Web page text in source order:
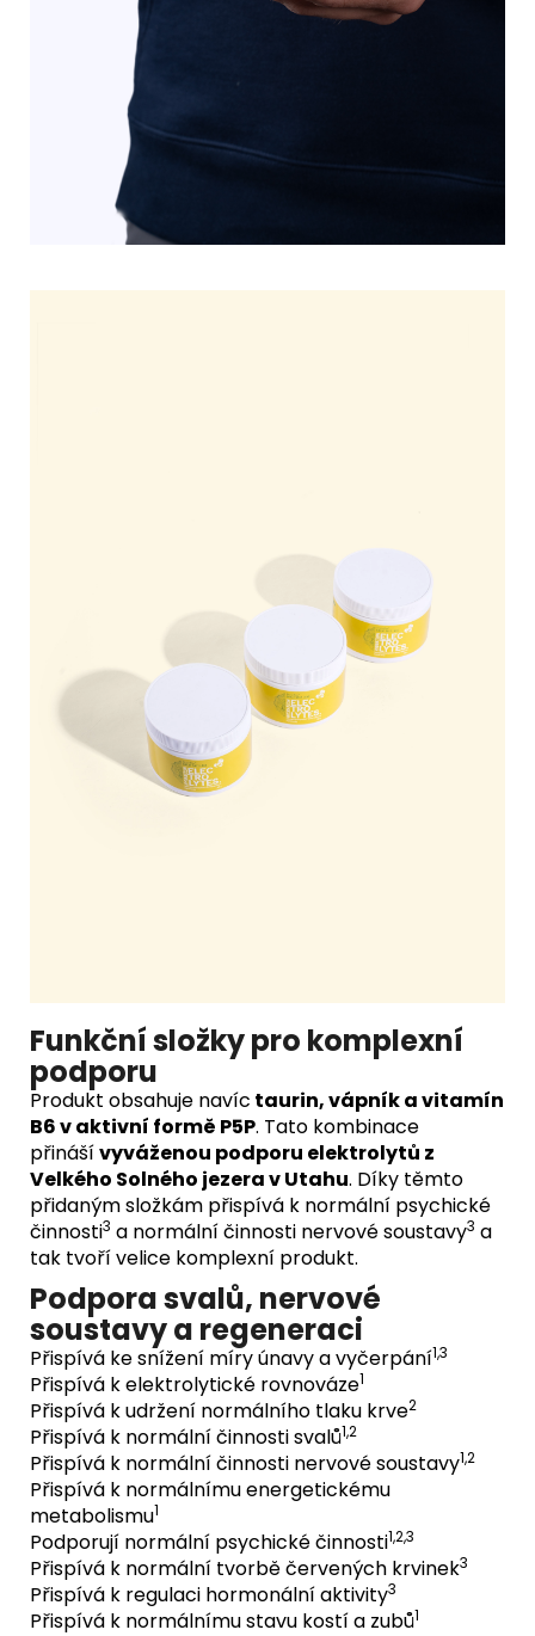
Funkční složky pro komplexní
podporu
Produkt obsahuje navíc taurin, vápník a vitamín
B6 v aktivní formě P5P. Tato kombinace
přinášívyváženou podporu elektrolytů z
Velkého Solného jezera v Utahu. Díky těmto
přidaným složkám přispívá k normální psychické
činnosti3 a normální činnosti nervové soustavy3 a
tak tvoří velice komplexní produkt.
Podpora svalů, nervové
soustavy a regeneraci
Přispívá ke snížení míry únavy a vyčerpání1,3
Přispívá k elektrolytické rovnováze1
Přispívá k udržení normálního tlaku krve2
Přispívá k normální činnosti svalů1,2
Přispívá k normální činnosti nervové soustavy1,2
Přispívá k normálnímu energetickému
metabolismu1
Podporují normální psychické činnosti1,2,3
Přispívá k normální tvorbě červených krvinek3
Přispívá k regulaci hormonální aktivity3
Přispívá k normálnímu stavu kostí a zubů1